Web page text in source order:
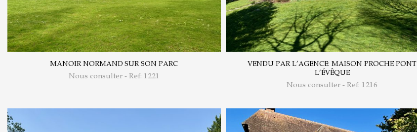
MANOIR NORMAND SUR SON PARC
Nous consulter - Ref: 1221
VENDU PAR L’AGENCE: MAISON PROCHE PONT
L’ÉVÊQUE
Nous consulter - Ref: 1216